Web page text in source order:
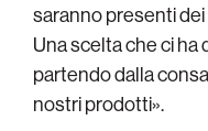
saranno presenti
Una scelta che ci ha
partendo dalla
nostri prodotti».